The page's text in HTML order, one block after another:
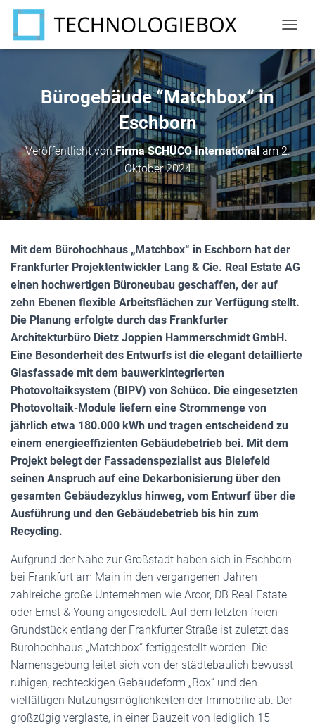
A
V
I
A
I
O
N
U
M
C
H
L
T
Bürogebäude “Matchbox“ in
Eschborn
Veröffentlicht vonFirma SCHÜCO Internationalam2.
Oktober 2024
Mit dem Bürohochhaus „Matchbox“ in Eschborn hat der
Frankfurter Projektentwickler Lang & Cie. Real Estate AG
einen hochwertigen Büroneubau geschaffen, der auf
zehn Ebenen flexible Arbeitsflächen zur Verfügung stellt.
Die Planung erfolgte durch das Frankfurter
Architekturbüro Dietz Joppien Hammerschmidt GmbH.
Eine Besonderheit des Entwurfs ist die elegant detaillierte
Glasfassade mit dem bauwerkintegrierten
Photovoltaiksystem (BIPV) von Schüco. Die eingesetzten
Photovoltaik-Module liefern eine Strommenge von
jährlich etwa 180.000 kWh und tragen entscheidend zu
einem energieeffizienten Gebäudebetrieb bei. Mit dem
Projekt belegt der Fassadenspezialist aus Bielefeld
seinen Anspruch auf eine Dekarbonisierung über den
gesamten Gebäudezyklus hinweg, vom Entwurf über die
Ausführung und den Gebäudebetrieb bis hin zum
Recycling.
Aufgrund der Nähe zur Großstadt haben sich in Eschborn
bei Frankfurt am Main in den vergangenen Jahren
zahlreiche große Unternehmen wie Arcor, DB Real Estate
oder Ernst & Young angesiedelt. Auf dem letzten freien
Grundstück entlang der Frankfurter Straße ist zuletzt das
Bürohochhaus „Matchbox“ fertiggestellt worden. Die
Namensgebung leitet sich von der städtebaulich bewusst
ruhigen, rechteckigen Gebäudeform „Box“ und den
vielfältigen Nutzungsmöglichkeiten der Immobilie ab. Der
großzügig verglaste, in einer Bauzeit von lediglich 15